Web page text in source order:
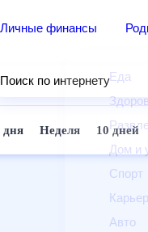
Личные финансы
Еда
Дом
Спорт
Авто
Поиск по интернету
3 дня Неделя 10